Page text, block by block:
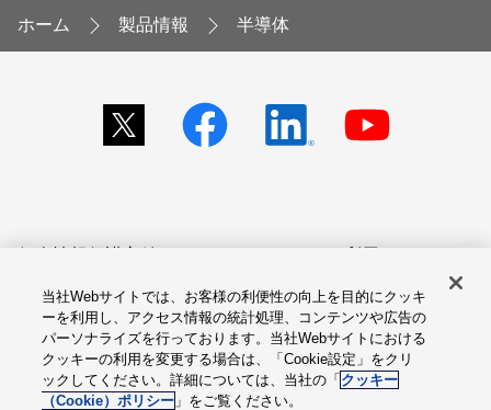
ホーム 製品情報 半導体
アクセシビリティへの対応
Cookie設定
総合サイトマップ
当社Webサイトでは、お客様の利便性の向上を目的にクッキ
ーを利用し、アクセス情報の統計処理、コンテンツや広告の
パーソナライズを行っております。当社Webサイトにおける
クッキーの利用を変更する場合は、「Cookie設定」をクリ
ックしてください。詳細については、当社の「 クッキー
（Cookie）ポリシー 」をご覧ください。